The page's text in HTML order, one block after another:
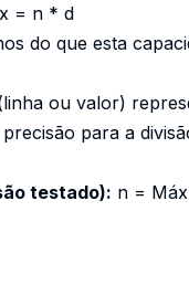
= n * d
do que esta
ou valor)
para a
testado): n =